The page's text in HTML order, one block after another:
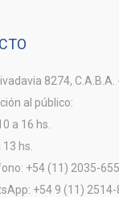
8274,
al público:
a 16 hs.
hs.
+54 (11) 2035-
+54 9 (11) 2514-